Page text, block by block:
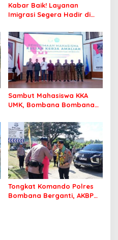
Kabar Baik! Layanan
Imigrasi Segera Hadir di
Perlu Lagi ke Kendari
Sambut Mahasiswa KKA
UMK, Bombana Bombana
Sasaran
Tongkat Komando Polres
Bombana Berganti, AKBP